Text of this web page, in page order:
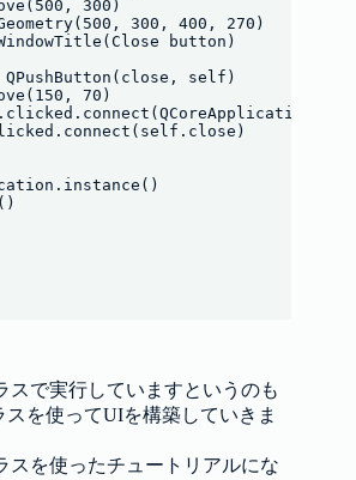
300)
300, 400, 270)
button)
self)
70)
スで実行していますというのも
スを使ってUIを構築していきま
スを使ったチュートリアルにな